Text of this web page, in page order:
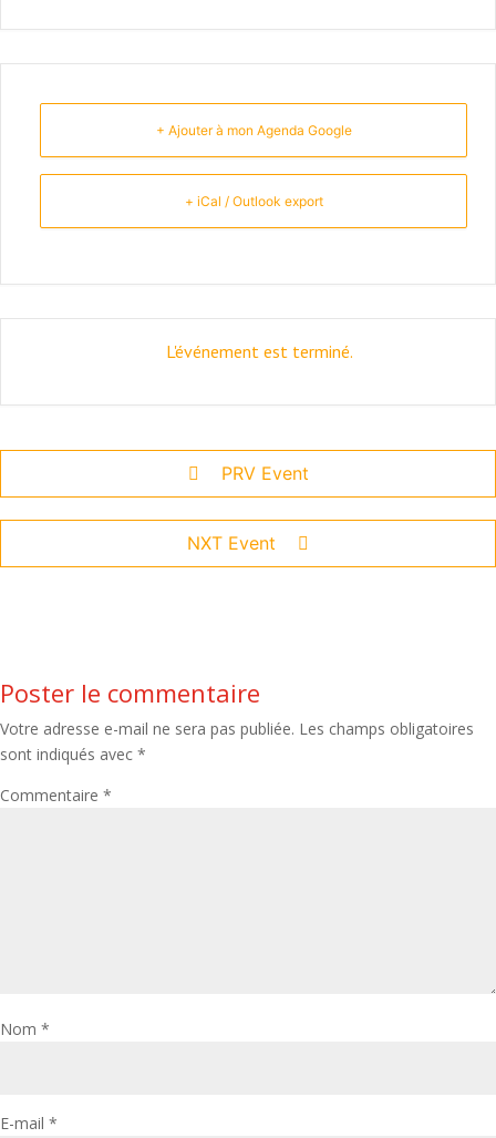
+ Ajouter à mon Agenda Google
+ iCal / Outlook export
L'événement est terminé.
PRV Event
NXT Event
Poster le commentaire
Votre adresse e-mail ne sera pas publiée. Les champs obligatoires
sont indiqués avec *
Commentaire *
Nom *
E-mail *